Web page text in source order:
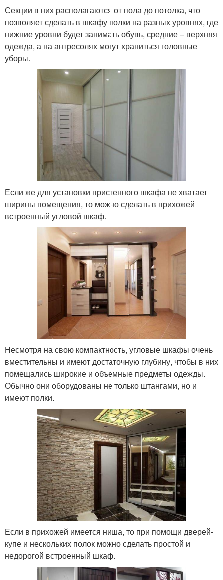
Секции в них располагаются от пола до потолка, что
позволяет сделать в шкафу полки на разных уровнях, где
нижние уровни будет занимать обувь, средние – верхняя
одежда, а на антресолях могут храниться головные
уборы.
Если же для установки пристенного шкафа не хватает
ширины помещения, то можно сделать в прихожей
встроенный угловой шкаф.
Несмотря на свою компактность, угловые шкафы очень
вместительны и имеют достаточную глубину, чтобы в них
помещались широкие и объемные предметы одежды.
Обычно они оборудованы не только штангами, но и
имеют полки.
Если в прихожей имеется ниша, то при помощи дверей-
купе и нескольких полок можно сделать простой и
недорогой встроенный шкаф.